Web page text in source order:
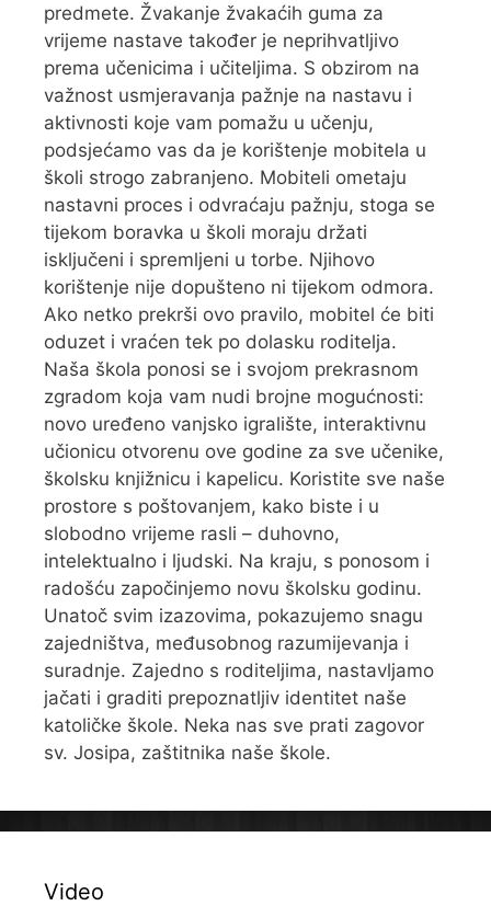
predmete. Žvakanje žvakaćih guma za
vrijeme nastave također je neprihvatljivo
prema učenicima i učiteljima. S obzirom na
važnost usmjeravanja pažnje na nastavu i
aktivnosti koje vam pomažu u učenju,
podsjećamo vas da je korištenje mobitela u
školi strogo zabranjeno. Mobiteli ometaju
nastavni proces i odvraćaju pažnju, stoga se
tijekom boravka u školi moraju držati
isključeni i spremljeni u torbe. Njihovo
korištenje nije dopušteno ni tijekom odmora.
Ako netko prekrši ovo pravilo, mobitel će biti
oduzet i vraćen tek po dolasku roditelja.
Naša škola ponosi se i svojom prekrasnom
zgradom koja vam nudi brojne mogućnosti:
novo uređeno vanjsko igralište, interaktivnu
učionicu otvorenu ove godine za sve učenike,
školsku knjižnicu i kapelicu. Koristite sve naše
prostore s poštovanjem, kako biste i u
slobodno vrijeme rasli – duhovno,
intelektualno i ljudski. Na kraju, s ponosom i
radošću započinjemo novu školsku godinu.
Unatoč svim izazovima, pokazujemo snagu
zajedništva, međusobnog razumijevanja i
suradnje. Zajedno s roditeljima, nastavljamo
jačati i graditi prepoznatljiv identitet naše
katoličke škole. Neka nas sve prati zagovor
sv. Josipa, zaštitnika naše škole.
Video